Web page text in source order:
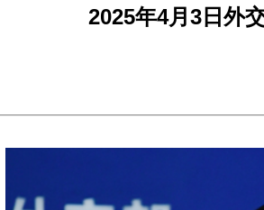
2025年4月3日外